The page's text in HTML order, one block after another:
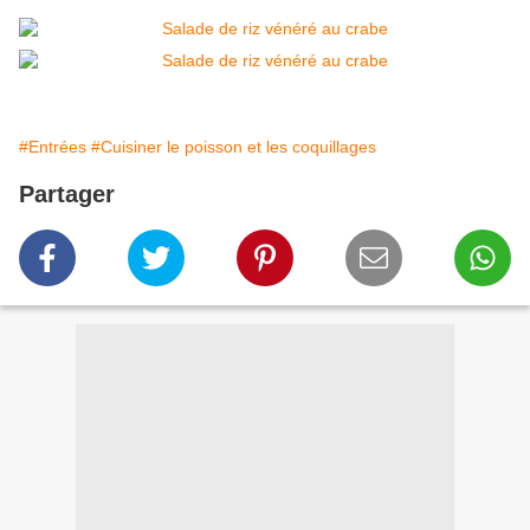
#Entrées #Cuisiner le poisson et les coquillages
Partager